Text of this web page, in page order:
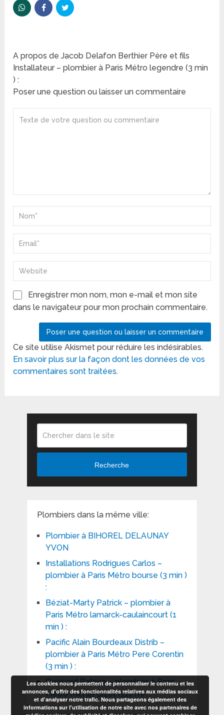
A propos de Jacob Delafon Berthier Père et fils
Installateur – plombier à Paris Métro legendre (3 min
) :
Poser une question ou laisser un commentaire
Enregistrer mon nom, mon e-mail et mon site
dans le navigateur pour mon prochain commentaire.
Ce site utilise Akismet pour réduire les indésirables.
En savoir plus sur la façon dont les données de vos
commentaires sont traitées.
Recherche
Plombiers dans la même ville:
Plombier à BIHOREL DELAUNAY
YVON
Installations Rodrigues Carlos –
plombier à Paris Métro bourse (3 min )
:
Béziat-Marty Patrick – plombier à
Paris Métro lamarck-caulaincourt (1
min ) :
Pacific Alain Bourdeaux Distrib –
plombier à Paris Métro Pere Corentin
(3 min ) :
Gonnord Patrice – plombier à Paris
Métro Michel Bizot (111 m) :
Les cookies nous permettent de personnaliser le contenu et les
annonces, d'offrir des fonctionnalités relatives aux médias sociaux
et d'analyser notre trafic. Nous partageons également des
informations sur l'utilisation de notre site avec nos partenaires de